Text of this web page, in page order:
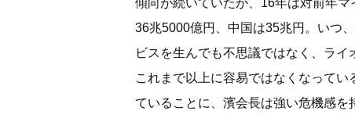
傾向が続いていたが、16年は対前年
36兆5000億円、中国は35兆円。いつ
ビスを生んでも不思議ではなく、ライ
これまで以上に容易ではなくなって
ていることに、濱会長は強い危機感を